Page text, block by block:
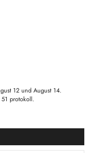
12 und August 14.
protokoll.